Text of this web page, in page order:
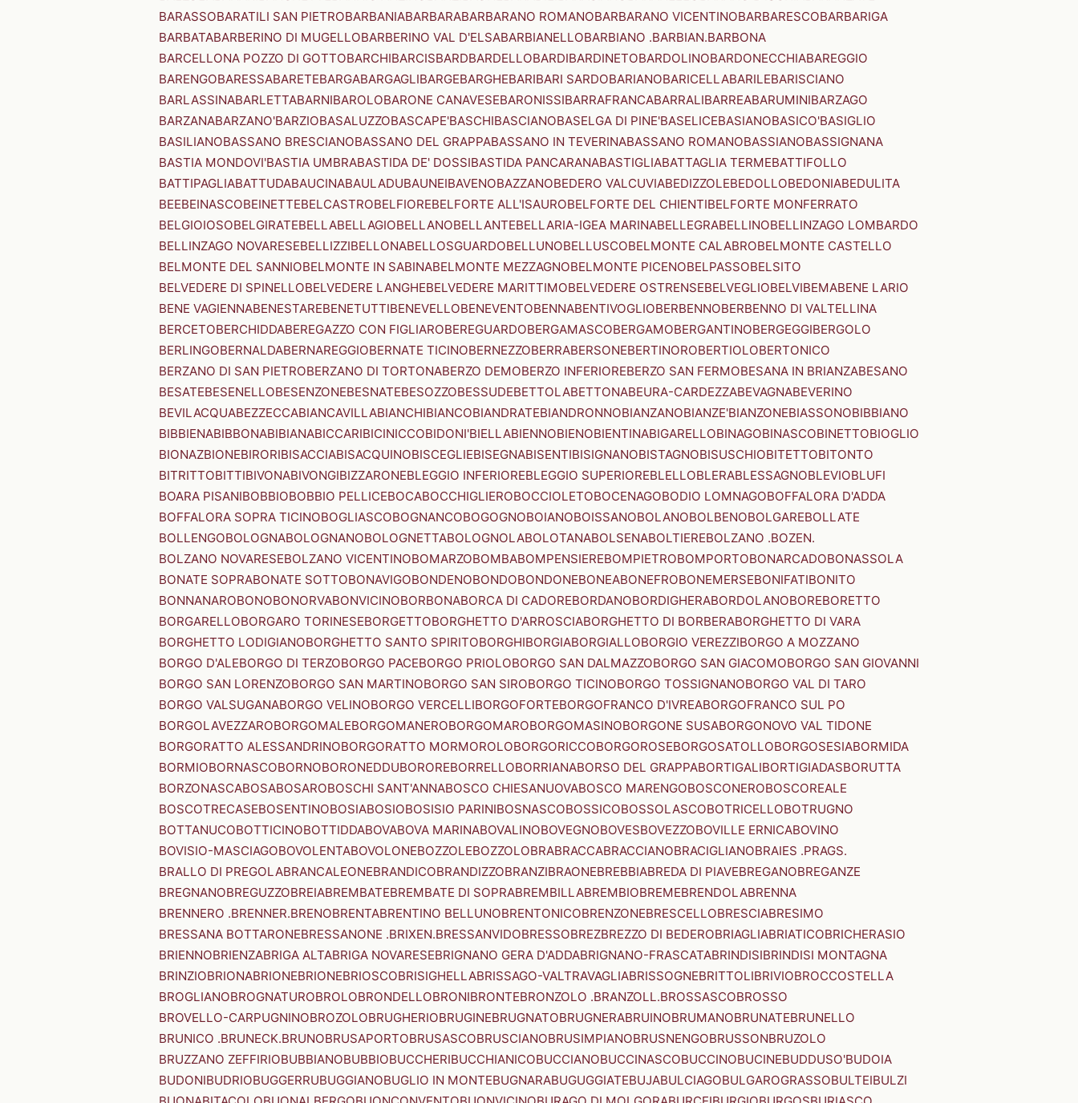
BARASSOBARATILI SAN PIETROBARBANIABARBARABARBARANO ROMANOBARBARANO VICENTINOBARBARESCOBARBARIGA
BARBATABARBERINO DI MUGELLOBARBERINO VAL D'ELSABARBIANELLOBARBIANO .BARBIAN.BARBONA
BARCELLONA POZZO DI GOTTOBARCHIBARCISBARDBARDELLOBARDIBARDINETOBARDOLINOBARDONECCHIABAREGGIO
BARENGOBARESSABARETEBARGABARGAGLIBARGEBARGHEBARIBARI SARDOBARIANOBARICELLABARILEBARISCIANO
BARLASSINABARLETTABARNIBAROLOBARONE CANAVESEBARONISSIBARRAFRANCABARRALIBARREABARUMINIBARZAGO
BARZANABARZANO'BARZIOBASALUZZOBASCAPE'BASCHIBASCIANOBASELGA DI PINE'BASELICEBASIANOBASICO'BASIGLIO
BASILIANOBASSANO BRESCIANOBASSANO DEL GRAPPABASSANO IN TEVERINABASSANO ROMANOBASSIANOBASSIGNANA
BASTIA MONDOVI'BASTIA UMBRABASTIDA DE' DOSSIBASTIDA PANCARANABASTIGLIABATTAGLIA TERMEBATTIFOLLO
BATTIPAGLIABATTUDABAUCINABAULADUBAUNEIBAVENOBAZZANOBEDERO VALCUVIABEDIZZOLEBEDOLLOBEDONIABEDULITA
BEEBEINASCOBEINETTEBELCASTROBELFIOREBELFORTE ALL'ISAUROBELFORTE DEL CHIENTIBELFORTE MONFERRATO
BELGIOIOSOBELGIRATEBELLABELLAGIOBELLANOBELLANTEBELLARIA-IGEA MARINABELLEGRABELLINOBELLINZAGO LOMBARDO
BELLINZAGO NOVARESEBELLIZZIBELLONABELLOSGUARDOBELLUNOBELLUSCOBELMONTE CALABROBELMONTE CASTELLO
BELMONTE DEL SANNIOBELMONTE IN SABINABELMONTE MEZZAGNOBELMONTE PICENOBELPASSOBELSITO
BELVEDERE DI SPINELLOBELVEDERE LANGHEBELVEDERE MARITTIMOBELVEDERE OSTRENSEBELVEGLIOBELVIBEMABENE LARIO
BENE VAGIENNABENESTAREBENETUTTIBENEVELLOBENEVENTOBENNABENTIVOGLIOBERBENNOBERBENNO DI VALTELLINA
BERCETOBERCHIDDABEREGAZZO CON FIGLIAROBEREGUARDOBERGAMASCOBERGAMOBERGANTINOBERGEGGIBERGOLO
BERLINGOBERNALDABERNAREGGIOBERNATE TICINOBERNEZZOBERRABERSONEBERTINOROBERTIOLOBERTONICO
BERZANO DI SAN PIETROBERZANO DI TORTONABERZO DEMOBERZO INFERIOREBERZO SAN FERMOBESANA IN BRIANZABESANO
BESATEBESENELLOBESENZONEBESNATEBESOZZOBESSUDEBETTOLABETTONABEURA-CARDEZZABEVAGNABEVERINO
BEVILACQUABEZZECCABIANCAVILLABIANCHIBIANCOBIANDRATEBIANDRONNOBIANZANOBIANZE'BIANZONEBIASSONOBIBBIANO
BIBBIENABIBBONABIBIANABICCARIBICINICCOBIDONI'BIELLABIENNOBIENOBIENTINABIGARELLOBINAGOBINASCOBINETTOBIOGLIO
BIONAZBIONEBIRORIBISACCIABISACQUINOBISCEGLIEBISEGNABISENTIBISIGNANOBISTAGNOBISUSCHIOBITETTOBITONTO
BITRITTOBITTIBIVONABIVONGIBIZZARONEBLEGGIO INFERIOREBLEGGIO SUPERIOREBLELLOBLERABLESSAGNOBLEVIOBLUFI
BOARA PISANIBOBBIOBOBBIO PELLICEBOCABOCCHIGLIEROBOCCIOLETOBOCENAGOBODIO LOMNAGOBOFFALORA D'ADDA
BOFFALORA SOPRA TICINOBOGLIASCOBOGNANCOBOGOGNOBOIANOBOISSANOBOLANOBOLBENOBOLGAREBOLLATE
BOLLENGOBOLOGNABOLOGNANOBOLOGNETTABOLOGNOLABOLOTANABOLSENABOLTIEREBOLZANO .BOZEN.
BOLZANO NOVARESEBOLZANO VICENTINOBOMARZOBOMBABOMPENSIEREBOMPIETROBOMPORTOBONARCADOBONASSOLA
BONATE SOPRABONATE SOTTOBONAVIGOBONDENOBONDOBONDONEBONEABONEFROBONEMERSEBONIFATIBONITO
BONNANAROBONOBONORVABONVICINOBORBONABORCA DI CADOREBORDANOBORDIGHERABORDOLANOBOREBORETTO
BORGARELLOBORGARO TORINESEBORGETTOBORGHETTO D'ARROSCIABORGHETTO DI BORBERABORGHETTO DI VARA
BORGHETTO LODIGIANOBORGHETTO SANTO SPIRITOBORGHIBORGIABORGIALLOBORGIO VEREZZIBORGO A MOZZANO
BORGO D'ALEBORGO DI TERZOBORGO PACEBORGO PRIOLOBORGO SAN DALMAZZOBORGO SAN GIACOMOBORGO SAN GIOVANNI
BORGO SAN LORENZOBORGO SAN MARTINOBORGO SAN SIROBORGO TICINOBORGO TOSSIGNANOBORGO VAL DI TARO
BORGO VALSUGANABORGO VELINOBORGO VERCELLIBORGOFORTEBORGOFRANCO D'IVREABORGOFRANCO SUL PO
BORGOLAVEZZAROBORGOMALEBORGOMANEROBORGOMAROBORGOMASINOBORGONE SUSABORGONOVO VAL TIDONE
BORGORATTO ALESSANDRINOBORGORATTO MORMOROLOBORGORICCOBORGOROSEBORGOSATOLLOBORGOSESIABORMIDA
BORMIOBORNASCOBORNOBORONEDDUBOROREBORRELLOBORRIANABORSO DEL GRAPPABORTIGALIBORTIGIADASBORUTTA
BORZONASCABOSABOSAROBOSCHI SANT'ANNABOSCO CHIESANUOVABOSCO MARENGOBOSCONEROBOSCOREALE
BOSCOTRECASEBOSENTINOBOSIABOSIOBOSISIO PARINIBOSNASCOBOSSICOBOSSOLASCOBOTRICELLOBOTRUGNO
BOTTANUCOBOTTICINOBOTTIDDABOVABOVA MARINABOVALINOBOVEGNOBOVESBOVEZZOBOVILLE ERNICABOVINO
BOVISIO-MASCIAGOBOVOLENTABOVOLONEBOZZOLEBOZZOLOBRABRACCABRACCIANOBRACIGLIANOBRAIES .PRAGS.
BRALLO DI PREGOLABRANCALEONEBRANDICOBRANDIZZOBRANZIBRAONEBREBBIABREDA DI PIAVEBREGANOBREGANZE
BREGNANOBREGUZZOBREIABREMBATEBREMBATE DI SOPRABREMBILLABREMBIOBREMEBRENDOLABRENNA
BRENNERO .BRENNER.BRENOBRENTABRENTINO BELLUNOBRENTONICOBRENZONEBRESCELLOBRESCIABRESIMO
BRESSANA BOTTARONEBRESSANONE .BRIXEN.BRESSANVIDOBRESSOBREZBREZZO DI BEDEROBRIAGLIABRIATICOBRICHERASIO
BRIENNOBRIENZABRIGA ALTABRIGA NOVARESEBRIGNANO GERA D'ADDABRIGNANO-FRASCATABRINDISIBRINDISI MONTAGNA
BRINZIOBRIONABRIONEBRIONEBRIOSCOBRISIGHELLABRISSAGO-VALTRAVAGLIABRISSOGNEBRITTOLIBRIVIOBROCCOSTELLA
BROGLIANOBROGNATUROBROLOBRONDELLOBRONIBRONTEBRONZOLO .BRANZOLL.BROSSASCOBROSSO
BROVELLO-CARPUGNINOBROZOLOBRUGHERIOBRUGINEBRUGNATOBRUGNERABRUINOBRUMANOBRUNATEBRUNELLO
BRUNICO .BRUNECK.BRUNOBRUSAPORTOBRUSASCOBRUSCIANOBRUSIMPIANOBRUSNENGOBRUSSONBRUZOLO
BRUZZANO ZEFFIRIOBUBBIANOBUBBIOBUCCHERIBUCCHIANICOBUCCIANOBUCCINASCOBUCCINOBUCINEBUDDUSO'BUDOIA
BUDONIBUDRIOBUGGERRUBUGGIANOBUGLIO IN MONTEBUGNARABUGUGGIATEBUJABULCIAGOBULGAROGRASSOBULTEIBULZI